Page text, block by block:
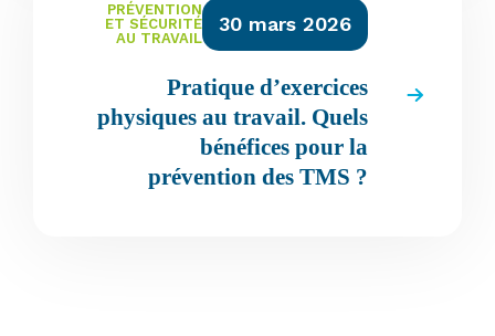
PRÉVENTION
ET SÉCURITÉ
AU TRAVAIL
30 mars 2026
Pratique d’exercices
physiques au travail. Quels
bénéfices pour la
prévention des TMS ?